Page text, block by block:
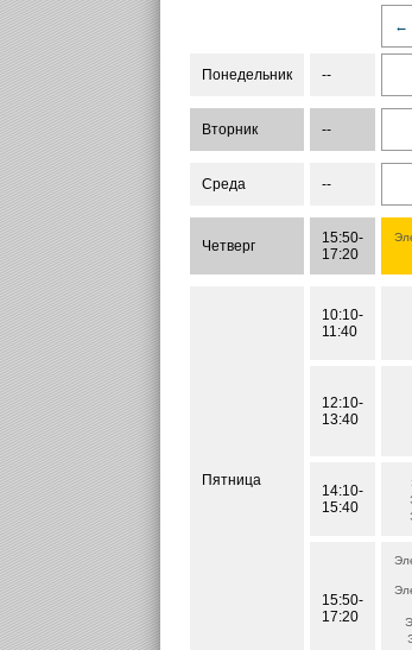
←
Понедельник --
Вторник --
Среда --
Четверг
15:50-
17:20
Пятница
10:10-
11:40
12:10-
13:40
14:10-
15:40
15:50-
17:20